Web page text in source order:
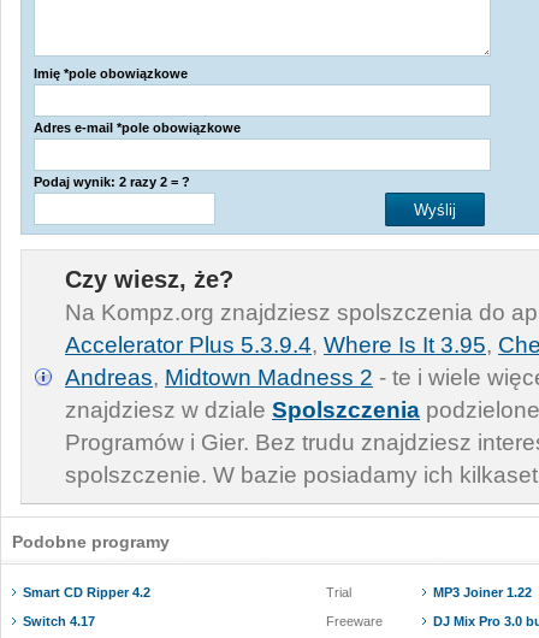
Imię *pole obowiązkowe
Adres e-mail *pole obowiązkowe
Podaj wynik: 2 razy 2 = ?
Czy wiesz, że?
Na Kompz.org znajdziesz spolszczenia do
Accelerator Plus 5.3.9.4, Where Is It 3.95,
Andreas, Midtown Madness 2 - te i wiele
znajdziesz w dziale Spolszczenia
Programów i Gier. Bez trudu znajdziesz
spolszczenie. W bazie posiadamy ich
Podobne programy
Smart CD Ripper 4.2
Trial
Switch 4.17
Freeware
MP3 Joiner 1.22
DJ Mix Pro 3.0